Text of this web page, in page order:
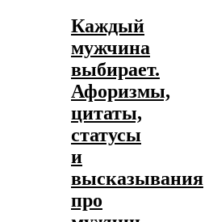
Каждый
мужчина
выбирает.
Афоризмы,
цитаты,
статусы
и
высказывания
про